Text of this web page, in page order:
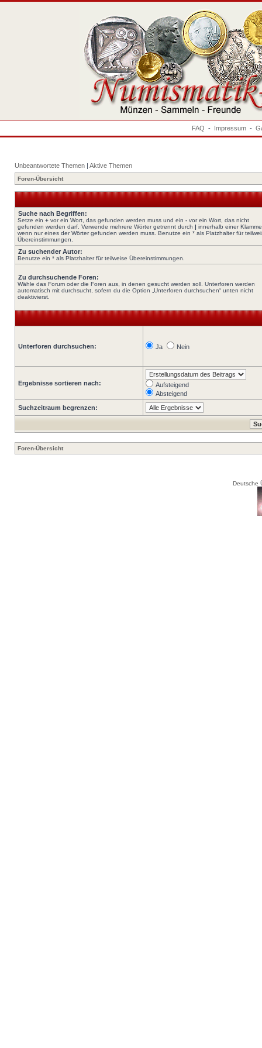
FAQ - Impressum -
Unbeantwortete Themen | Aktive Themen
Foren-Übersicht
Suche nach Begriffen:
Setze ein + vor ein Wort, das gefunden werden muss und ein - vor ein Wort, das nicht
gefunden werden darf. Verwende mehrere Wörter getrennt durch | innerhalb einer
wenn nur eines der Wörter gefunden werden muss. Benutze ein * als Platzhalter für
Übereinstimmungen.
Zu suchender Autor:
Benutze ein * als Platzhalter für teilweise Übereinstimmungen.
Zu durchsuchende Foren:
Wähle das Forum oder die Foren aus, in denen gesucht werden soll. Unterforen werden
automatisch mit durchsucht, sofern du die Option „Unterforen durchsuchen“ unten nicht
deaktivierst.
Unterforen durchsuchen: Ja Nein
Ergebnisse sortieren nach:
Aufsteigend
Absteigend
Suchzeitraum begrenzen:
Foren-Übersicht
Deutsche